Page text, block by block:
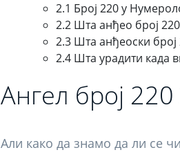
2.1 Број 220 у
2.2 Шта анђео број
2.3 Шта анђеоски број
2.4 Шта урадити када
Ангел број
Али како да знамо да ли се